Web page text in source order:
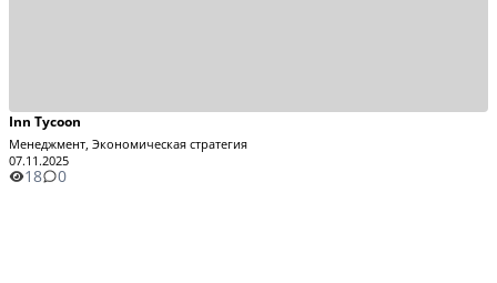
Inn Tycoon
Менеджмент, Экономическая стратегия
07.11.2025
18 0